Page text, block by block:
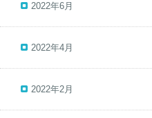
2022年6月
2022年4月
2022年2月